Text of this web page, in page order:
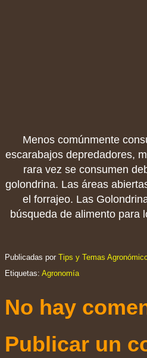
Menos comúnmente
escarabajos depredadores,
rara vez se consumen
golondrina. Las áreas
el forrajeo. Las
búsqueda de alimento para
Publicadas por Tips y Temas
Etiquetas: Agronomía
No hay
Publicar un